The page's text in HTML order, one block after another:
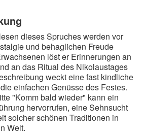
dieses Spruches werden vor
und behaglichen Freude
löst er Erinnerungen an
an das Ritual des Nikolaustages
weckt eine fast kindliche
einfachen Genüsse des Festes.
"Komm bald wieder" kann ein
hervorrufen, eine Sehnsucht
solcher schönen Traditionen in
Welt.